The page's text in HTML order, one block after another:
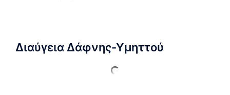
Διαύγεια Δάφνης-Υμηττού